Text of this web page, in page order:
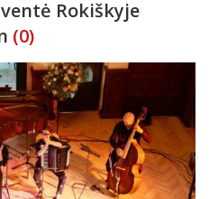
Rokiškyje
(0)